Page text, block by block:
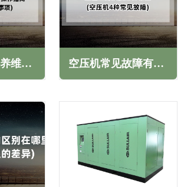
寿力空压机保养维护操作指南(需要注意很多事项) 空压机常见故障有哪些(空压机4种常见故障)